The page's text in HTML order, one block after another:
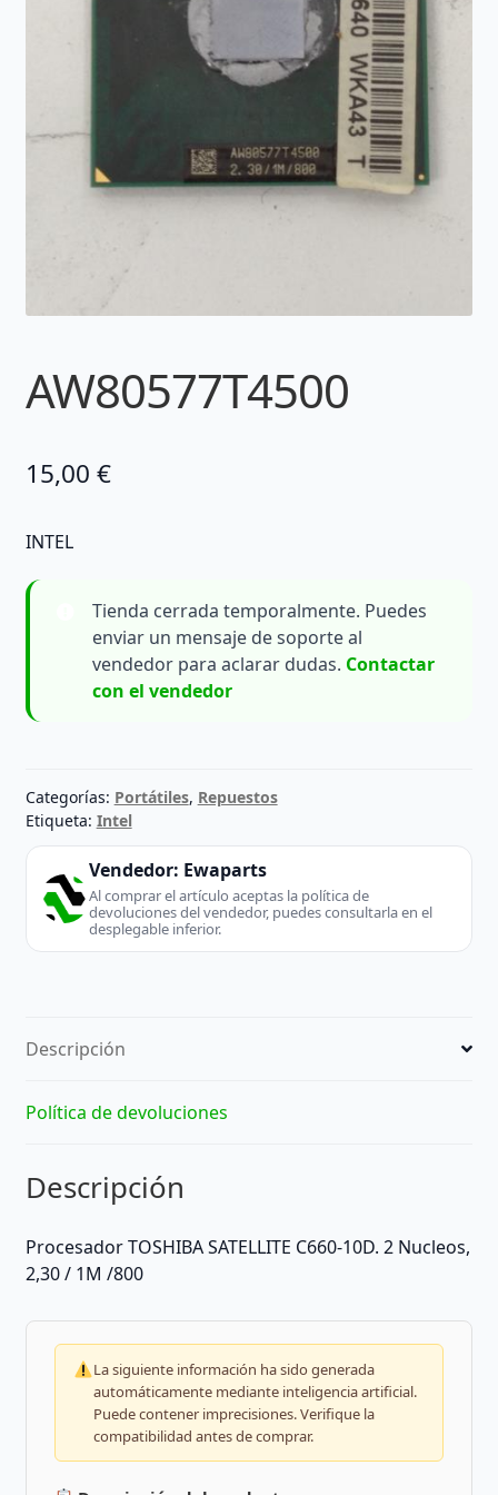
AW80577T4500
15,00 €
INTEL
Tienda cerrada temporalmente. Puedes
enviar un mensaje de soporte al
vendedor para aclarar dudas. Contactar
con el vendedor
Categorías: Portátiles, Repuestos
Etiqueta: Intel
Vendedor: Ewaparts
Al comprar el artículo aceptas la política de
devoluciones del vendedor, puedes consultarla en el
desplegable inferior.
Descripción
Política de devoluciones
Descripción
Procesador TOSHIBA SATELLITE C660-10D. 2 Nucleos,
2,30 / 1M /800
La siguiente información ha sido generada
automáticamente mediante inteligencia artificial.
Puede contener imprecisiones. Verifique la
compatibilidad antes de comprar.